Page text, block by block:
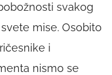
svakog
mise. Osobito
i
nismo se